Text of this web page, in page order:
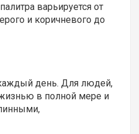
варьируется от
и коричневого до
день. Для людей,
в полной мере и